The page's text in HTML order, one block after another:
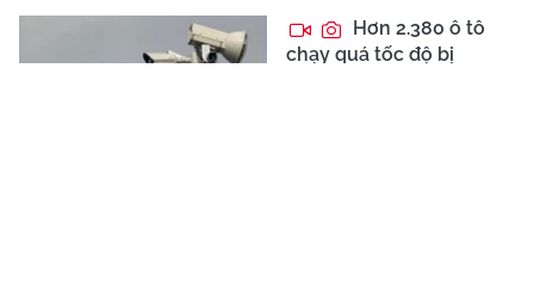
Hơn 2.380 ô tô
chạy quá tốc độ bị